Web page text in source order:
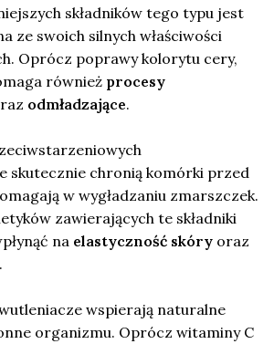
składników tego typu jest
ze swoich silnych właściwości
Oprócz poprawy kolorytu cery,
również procesy
odmładzające.
skutecznie chronią komórki przed
w wygładzaniu zmarszczek.
zawierających te składniki
na elastyczność skóry oraz
wspierają naturalne
organizmu. Oprócz witaminy C